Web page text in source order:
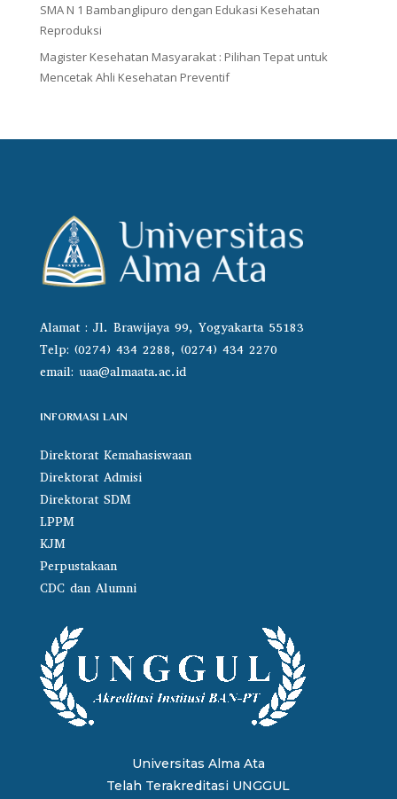
SMA N 1 Bambanglipuro dengan Edukasi Kesehatan
Reproduksi
Magister Kesehatan Masyarakat : Pilihan Tepat untuk
Mencetak Ahli Kesehatan Preventif
Alamat : Jl. Brawijaya 99, Yogyakarta 55183
Telp: (0274) 434 2288, (0274) 434 2270
email: uaa@almaata.ac.id
INFORMASI LAIN
Direktorat Kemahasiswaan
Direktorat Admisi
Direktorat SDM
LPPM
KJM
Perpustakaan
CDC dan Alumni
Universitas Alma Ata
Telah Terakreditasi UNGGUL